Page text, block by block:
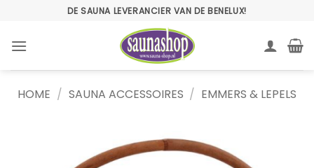
inhoud
DE SAUNA LEVERANCIER VAN DE BENELUX!
HOME / SAUNA ACCESSOIRES / EMMERS & LEPELS